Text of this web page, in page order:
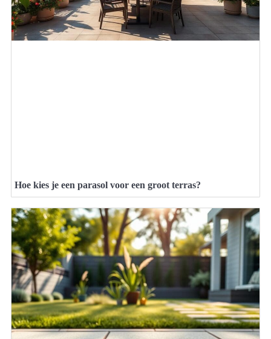
Hoe kies je een parasol voor een groot terras?